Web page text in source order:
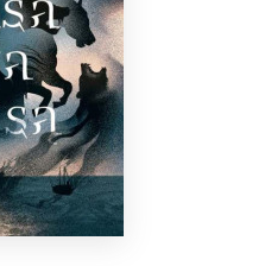
+370 667 80 541
info@elvislab.lt